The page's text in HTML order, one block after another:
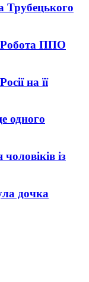
Трубецького
Робота ППО
на її
одного
із
дочка